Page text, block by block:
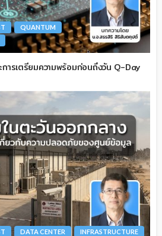
QUANTUM
การเตรียมความพร้อมก่อนถึงวัน Q-Day
DATA CENTER
INFRASTRUCTURE